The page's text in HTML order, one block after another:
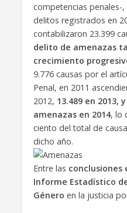
competencias penales-
delitos registrados en
contabilizaron 23.399
delito de amenazas
crecimiento
9.776 causas por el
Penal, en 2011
2012, 13.489 en 2013,
amenazas en 2014, lo
ciento del total de
dicho año.
Entre las conclusiones
Informe Estadístico
Género en la justicia